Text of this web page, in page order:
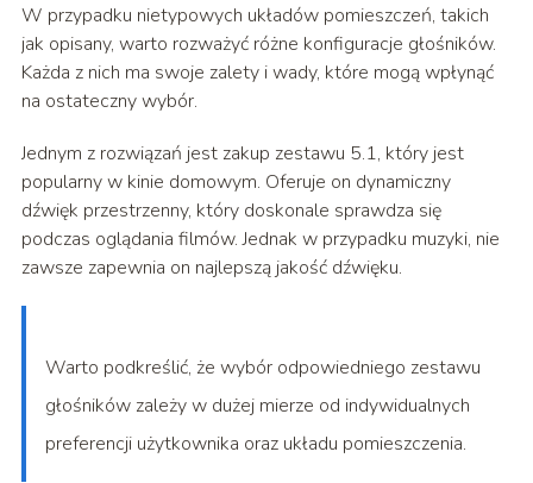
W przypadku nietypowych układów pomieszczeń, takich
jak opisany, warto rozważyć różne konfiguracje głośników.
Każda z nich ma swoje zalety i wady, które mogą wpłynąć
na ostateczny wybór.
Jednym z rozwiązań jest zakup zestawu 5.1, który jest
popularny w kinie domowym. Oferuje on dynamiczny
dźwięk przestrzenny, który doskonale sprawdza się
podczas oglądania filmów. Jednak w przypadku muzyki, nie
zawsze zapewnia on najlepszą jakość dźwięku.
Warto podkreślić, że wybór odpowiedniego zestawu
głośników zależy w dużej mierze od indywidualnych
preferencji użytkownika oraz układu pomieszczenia.